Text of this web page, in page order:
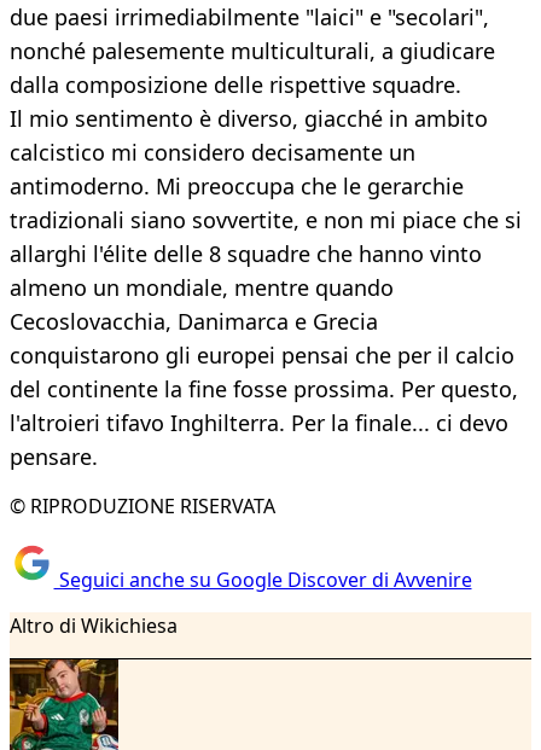
due paesi irrimediabilmente "laici" e "secolari",
nonché palesemente multiculturali, a giudicare
dalla composizione delle rispettive squadre.
Il mio sentimento è diverso, giacché in ambito
calcistico mi considero decisamente un
antimoderno. Mi preoccupa che le gerarchie
tradizionali siano sovvertite, e non mi piace che si
allarghi l'élite delle 8 squadre che hanno vinto
almeno un mondiale, mentre quando
Cecoslovacchia, Danimarca e Grecia
conquistarono gli europei pensai che per il calcio
del continente la fine fosse prossima. Per questo,
l'altroieri tifavo Inghilterra. Per la finale... ci devo
pensare.
© RIPRODUZIONE RISERVATA
Seguici anche su Google Discover di Avvenire
Altro di Wikichiesa